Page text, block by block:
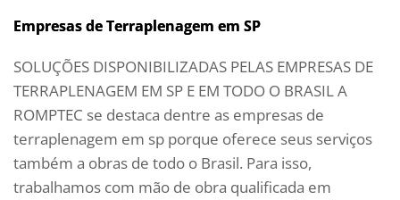
Empresas de Terraplenagem em SP
SOLUÇÕES DISPONIBILIZADAS PELAS EMPRESAS DE
TERRAPLENAGEM EM SP E EM TODO O BRASIL A
ROMPTEC se destaca dentre as empresas de
terraplenagem em sp porque oferece seus serviços
também a obras de todo o Brasil. Para isso,
trabalhamos com mão de obra qualificada em